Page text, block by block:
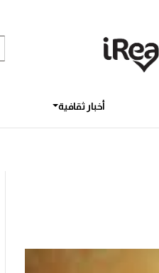
أخبار ثقافية